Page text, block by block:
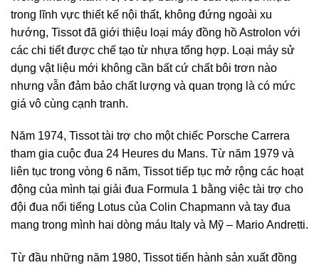
trong lĩnh vực thiết kế nội thất, không đứng ngoài xu
hướng, Tissot đã giới thiệu loại máy đồng hồ Astrolon với
các chi tiết được chế tạo từ nhựa tổng hợp. Loại máy sử
dụng vật liệu mới không cần bất cứ chất bôi trơn nào
nhưng vẫn đảm bảo chất lượng và quan trọng là có mức
giá vô cùng cạnh tranh.
Năm 1974, Tissot tài trợ cho một chiếc Porsche Carrera
tham gia cuộc đua 24 Heures du Mans. Từ năm 1979 và
liên tục trong vòng 6 năm, Tissot tiếp tục mở rộng các hoạt
động của mình tại giải đua Formula 1 bằng việc tài trợ cho
đội đua nổi tiếng Lotus của Colin Chapmann và tay đua
mang trong mình hai dòng máu Italy và Mỹ – Mario Andretti.
Từ đầu những năm 1980, Tissot tiến hành sản xuất đồng